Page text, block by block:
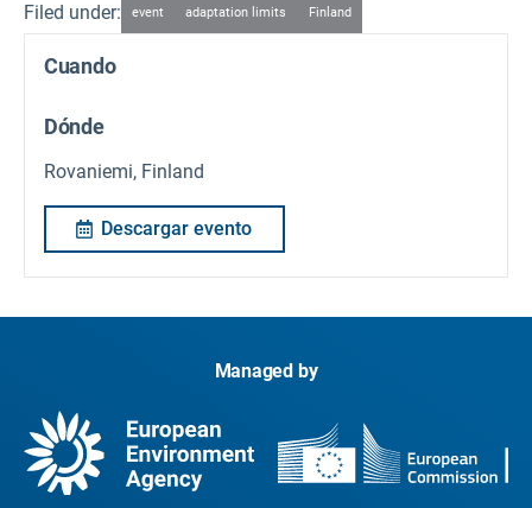
Filed under: event adaptation limits Finland
Cuando
Dónde
Rovaniemi, Finland
Descargar evento
Managed by